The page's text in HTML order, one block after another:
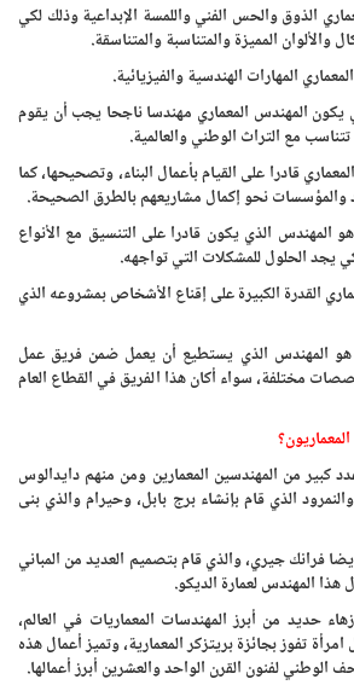
الذوق والحس الفني واللمسة الإبداعية وذلك لكي
والألوان المميزة والمتناسبة والمتناسقة.
المهارات الهندسية والفيزيائية.
يكون المهندس المعماري مهندسا ناجحا يجب أن يقوم
مع التراث الوطني والعالمية.
قادرا على القيام بأعمال البناء، وتصحيحها، كما
والمؤسسات نحو إكمال مشاريعهم بالطرق الصحيحة.
المهندس الذي يكون قادرا على التنسيق مع الأنواع
يجد الحلول للمشكلات التي تواجهه.
القدرة الكبيرة على إقناع الأشخاص بمشروعه الذي
هو المهندس الذي يستطيع أن يعمل ضمن فريق عمل
مختلفة، سواء أكان هذا الفريق في القطاع العام
كبير من المهندسين المعمارين ومن منهم دايدالوس
الذي قام بإنشاء برج بابل، وحيرام والذي بنى
فرانك جيري، والذي قام بتصميم العديد من المباني
هذا المهندس لعمارة الديكو.
حديد من أبرز المهندسات المعماريات في العالم،
تفوز بجائزة بريتزكر المعمارية، وتميز أعمال هذه
الوطني لفنون القرن الواحد والعشرين أبرز أعمالها.